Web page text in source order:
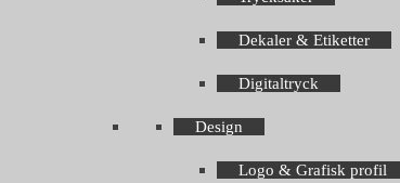
Dekaler & Etiketter
Digitaltryck
Design
Logo & Grafisk profil